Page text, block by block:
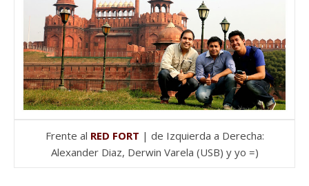
Frente al RED FORT | de Izquierda a Derecha:
Alexander Diaz, Derwin Varela (USB) y yo =)